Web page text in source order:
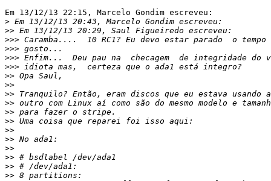
Em 13/12/13 22:15, Marcelo Gondim escreveu:
>
>>
>>>
>>>
>>>
>>>
>>
>>
>>
>>
>>
>>
>>
>>
>>
>>
>>
>>